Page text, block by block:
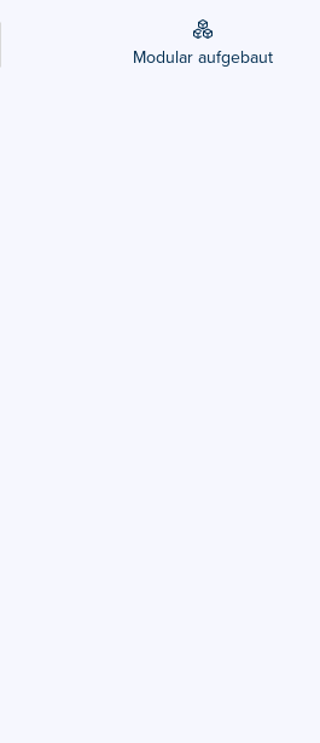
Modular aufgebaut